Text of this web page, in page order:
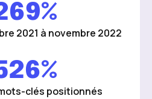
2021 à novembre 2022
clés positionnés